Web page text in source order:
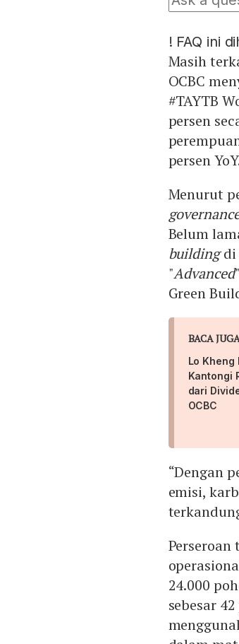
! FAQ ini
Masih
OCBC
#TAYTB
persen
persen
Menurut
Belum
buildingdi
"Advanced
Green
BACA
Lo Kheng
Kantongi
dari
OCBC
“Dengan
emisi,
24.000
sebesar